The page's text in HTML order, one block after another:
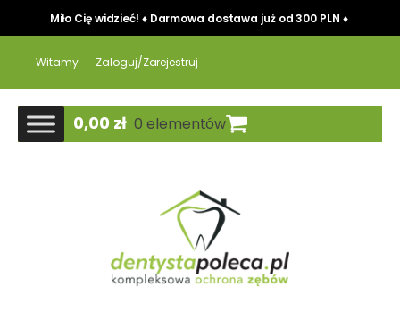
Miło Cię widzieć! ♦ Darmowa dostawa już od 300 PLN ♦
Witamy Zaloguj/Zarejestruj
0,00 zł 0 elementów